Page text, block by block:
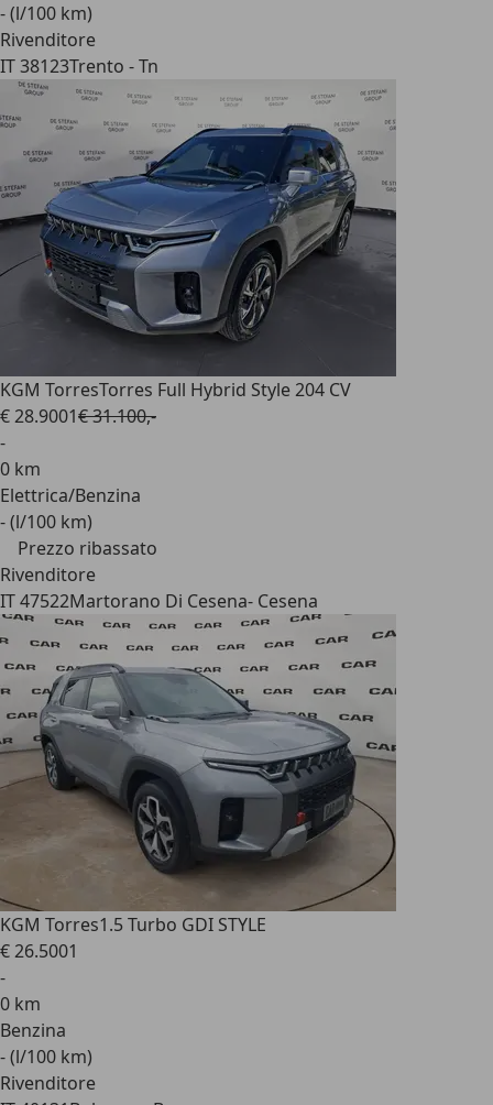
- (l/100 km)
Rivenditore
IT 38123Trento - Tn
KGM TorresTorres Full Hybrid Style 204 CV
€ 28.9001€ 31.100,-
-
0 km
Elettrica/Benzina
- (l/100 km)
Prezzo ribassato
Rivenditore
IT 47522Martorano Di Cesena- Cesena
KGM Torres1.5 Turbo GDI STYLE
€ 26.5001
-
0 km
Benzina
- (l/100 km)
Rivenditore